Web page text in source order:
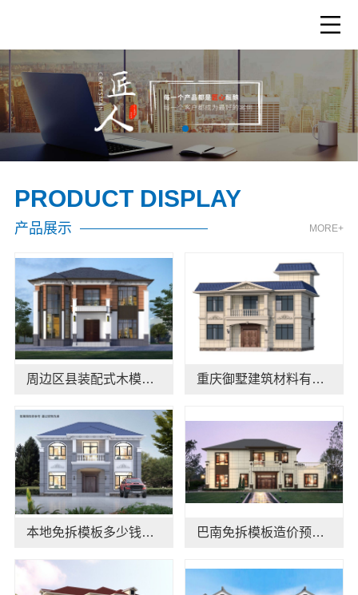
PRODUCT DISPLAY
产品展示 MORE+
周边区县装配式木模售后保障，重庆御墅建筑材料有限公司详解 重庆御墅建筑材料有限公司定制化建房工期短
本地免拆模板多少钱一平环保材料重庆御墅建筑材料有限公司 巴南免拆模板造价预算，重庆御墅建筑材料有限公司